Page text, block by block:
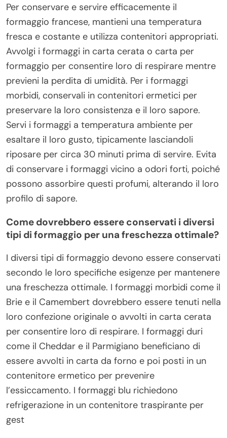
Per conservare e servire efficacemente il
formaggio francese, mantieni una temperatura
fresca e costante e utilizza contenitori appropriati.
Avvolgi i formaggi in carta cerata o carta per
formaggio per consentire loro di respirare mentre
previeni la perdita di umidità. Per i formaggi
morbidi, conservali in contenitori ermetici per
preservare la loro consistenza e il loro sapore.
Servi i formaggi a temperatura ambiente per
esaltare il loro gusto, tipicamente lasciandoli
riposare per circa 30 minuti prima di servire. Evita
di conservare i formaggi vicino a odori forti, poiché
possono assorbire questi profumi, alterando il loro
profilo di sapore.
Come dovrebbero essere conservati i diversi
tipi di formaggio per una freschezza ottimale?
I diversi tipi di formaggio devono essere conservati
secondo le loro specifiche esigenze per mantenere
una freschezza ottimale. I formaggi morbidi come il
Brie e il Camembert dovrebbero essere tenuti nella
loro confezione originale o avvolti in carta cerata
per consentire loro di respirare. I formaggi duri
come il Cheddar e il Parmigiano beneficiano di
essere avvolti in carta da forno e poi posti in un
contenitore ermetico per prevenire
l’essiccamento. I formaggi blu richiedono
refrigerazione in un contenitore traspirante per
gest